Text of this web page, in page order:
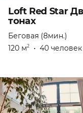
Loft Red Star
тонах
Беговая (8мин.)
120 м2 • 40 человек